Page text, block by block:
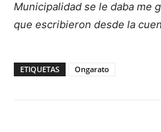
Municipalidad se le daba me
que escribieron desde la
ETIQUETAS Ongarato